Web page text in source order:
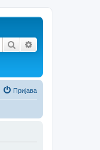
Претрага
Пријава